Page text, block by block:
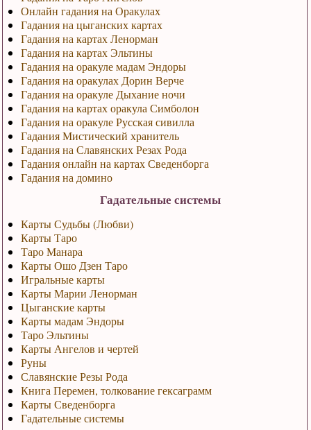
Онлайн гадания на Оракулах
Гадания на цыганских картах
Гадания на картах Ленорман
Гадания на картах Эльтины
Гадания на оракуле мадам Эндоры
Гадания на оракулах Дорин Верче
Гадания на оракуле Дыхание ночи
Гадания на картах оракула Симболон
Гадания на оракуле Русская сивилла
Гадания Мистический хранитель
Гадания на Славянских Резах Рода
Гадания онлайн на картах Сведенборга
Гадания на домино
Гадательные системы
Карты Судьбы (Любви)
Карты Таро
Таро Манара
Карты Ошо Дзен Таро
Игральные карты
Карты Марии Ленорман
Цыганские карты
Карты мадам Эндоры
Таро Эльтины
Карты Ангелов и чертей
Руны
Славянские Резы Рода
Книга Перемен, толкование гексаграмм
Карты Сведенборга
Гадательные системы